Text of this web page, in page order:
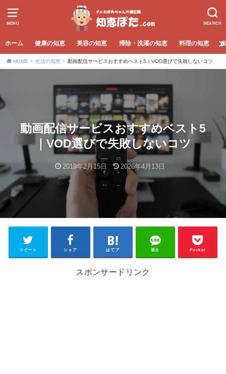
MENU SEARCH
ホーム 健康の知恵 美容の知恵 掃除・洗濯の知恵 料理の知恵
HOME 生活の知恵 動画配信サービスおすすめベスト5｜VOD選びで失敗しないコツ
動画配信サービスおすすめベスト5
｜VOD選びで失敗しないコツ
2019年2月15日 2026年4月13日
ツイート シェア はてブ 送る Pocket
スポンサードリンク